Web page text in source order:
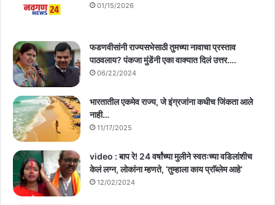
01/15/2026
फडणवीसांनी राज्यसभेसाठी तुमच्या नावाचा प्रस्ताव
पाठवलाय? पंकजा मुंडेंनी एका वाक्यात दिलं उत्तर….
06/22/2024
भारतातील एकमेव राज्य, जे इंग्रजांना कधीच जिंकता आले
नाही…
11/17/2025
video : बाप रे! 24 वर्षांच्या मुलीने स्वतःच्या वडिलांशीच
केलं लग्न, लोकांना म्हणते, ‘तुम्हाला काय प्राॅब्लेम आहे’
12/02/2024